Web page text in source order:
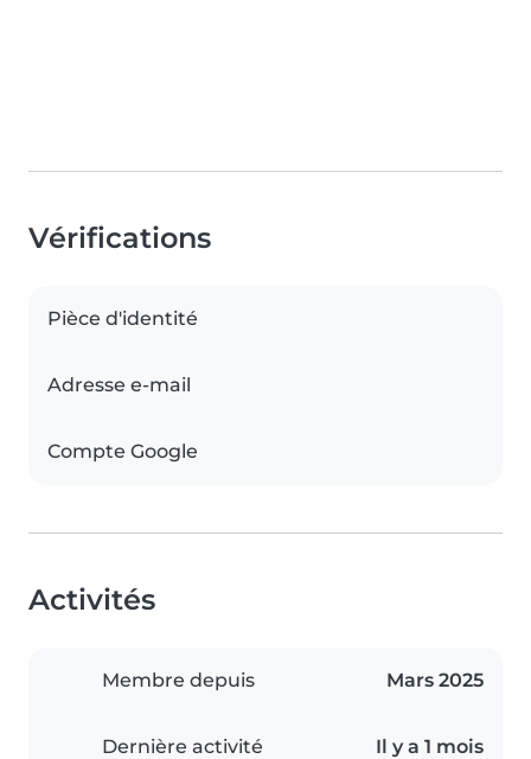
Vérifications
Pièce d'identité
Adresse e-mail
Compte Google
Activités
Membre depuis Mars 2025
Dernière activité Il y a 1 mois